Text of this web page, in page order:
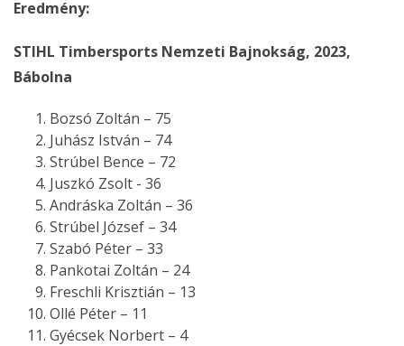
Eredmény:
STIHL Timbersports Nemzeti Bajnokság, 2023,
Bábolna
Bozsó Zoltán – 75
Juhász István – 74
Strúbel Bence – 72
Juszkó Zsolt - 36
Andráska Zoltán – 36
Strúbel József – 34
Szabó Péter – 33
Pankotai Zoltán – 24
Freschli Krisztián – 13
Ollé Péter – 11
Gyécsek Norbert – 4